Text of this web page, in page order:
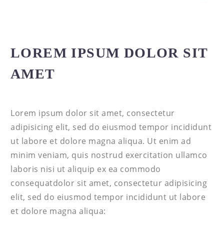
LOREM IPSUM DOLOR SIT
AMET
Lorem ipsum dolor sit amet, consectetur
adipisicing elit, sed do eiusmod tempor incididunt
ut labore et dolore magna aliqua. Ut enim ad
minim veniam, quis nostrud exercitation ullamco
laboris nisi ut aliquip ex ea commodo
consequatdolor sit amet, consectetur adipisicing
elit, sed do eiusmod tempor incididunt ut labore
et dolore magna aliqua: